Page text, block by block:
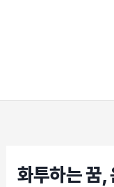
화투하는 꿈,